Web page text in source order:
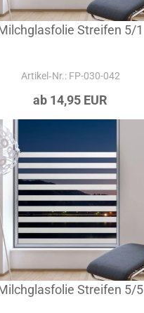
Streifen 5/1
Artikel‑Nr.: FP-030-042
ab 14,95 EUR
Streifen 5/5